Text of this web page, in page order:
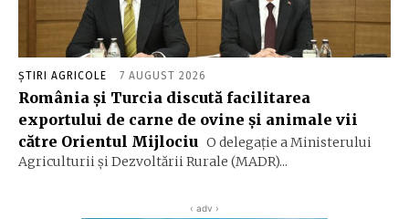
ȘTIRI AGRICOLE 7 AUGUST 2026
România și Turcia discută facilitarea
exportului de carne de ovine și animale vii
către Orientul Mijlociu O delegație a Ministerului
Agriculturii și Dezvoltării Rurale (MADR)...
‹ adv ›